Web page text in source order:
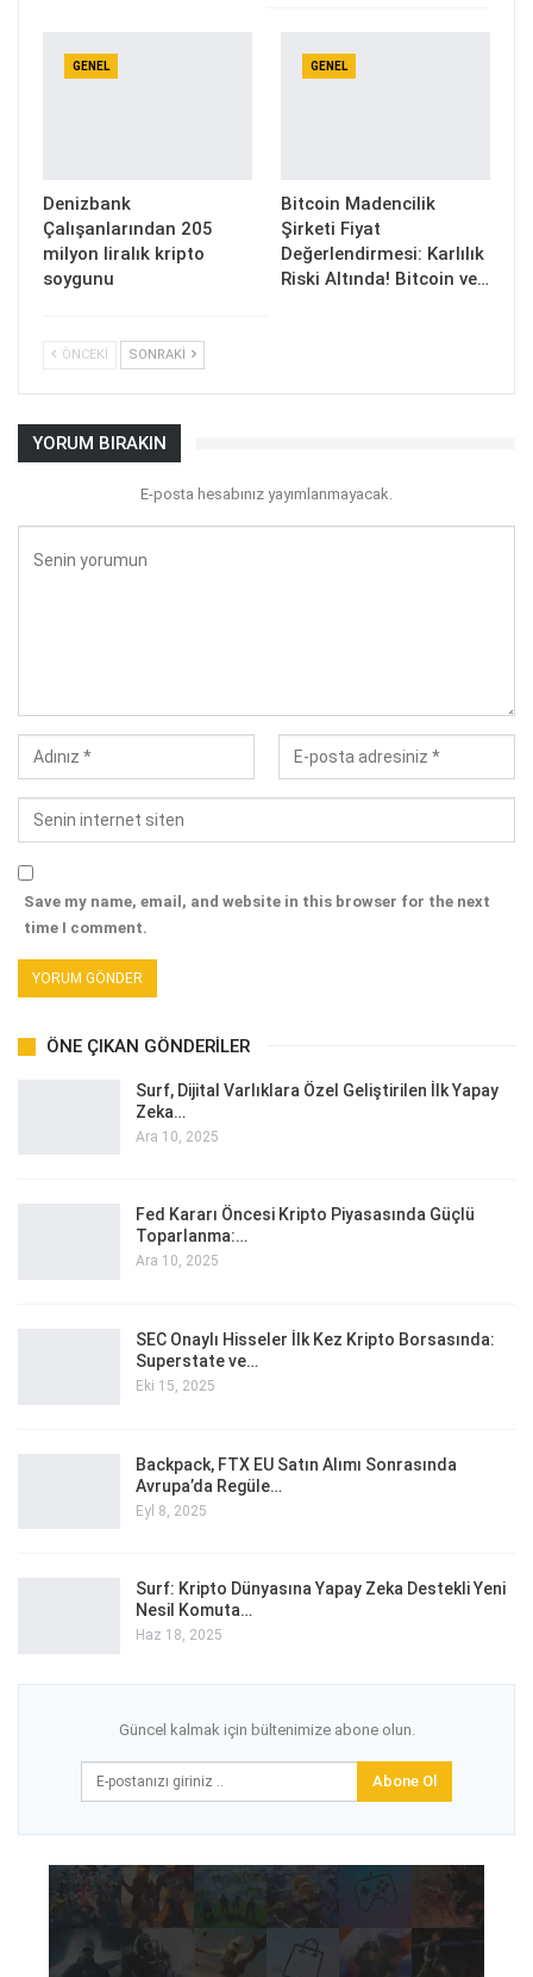
GENEL
Denizbank
Çalışanlarından 205
milyon liralık kripto
soygunu
GENEL
Bitcoin Madencilik
Şirketi Fiyat
Değerlendirmesi: Karlılık
Riski Altında! Bitcoin ve…
ÖNCEKI SONRAKI
YORUM BIRAKIN
E-posta hesabınız yayımlanmayacak.
Save my name, email, and website in this browser for the next
time I comment.
ÖNE ÇIKAN GÖNDERILER
Surf, Dijital Varlıklara Özel Geliştirilen İlk Yapay
Zeka…
Ara 10, 2025
Fed Kararı Öncesi Kripto Piyasasında Güçlü
Toparlanma:…
Ara 10, 2025
SEC Onaylı Hisseler İlk Kez Kripto Borsasında:
Superstate ve…
Eki 15, 2025
Backpack, FTX EU Satın Alımı Sonrasında
Avrupa’da Regüle…
Eyl 8, 2025
Surf: Kripto Dünyasına Yapay Zeka Destekli Yeni
Nesil Komuta…
Haz 18, 2025
Güncel kalmak için bültenimize abone olun.
Abone Ol